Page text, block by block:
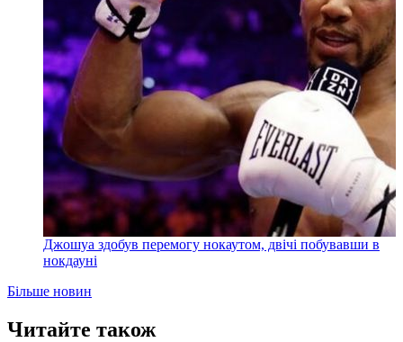
Джошуа здобув перемогу нокаутом, двічі побувавши в
нокдауні
Більше новин
Читайте також